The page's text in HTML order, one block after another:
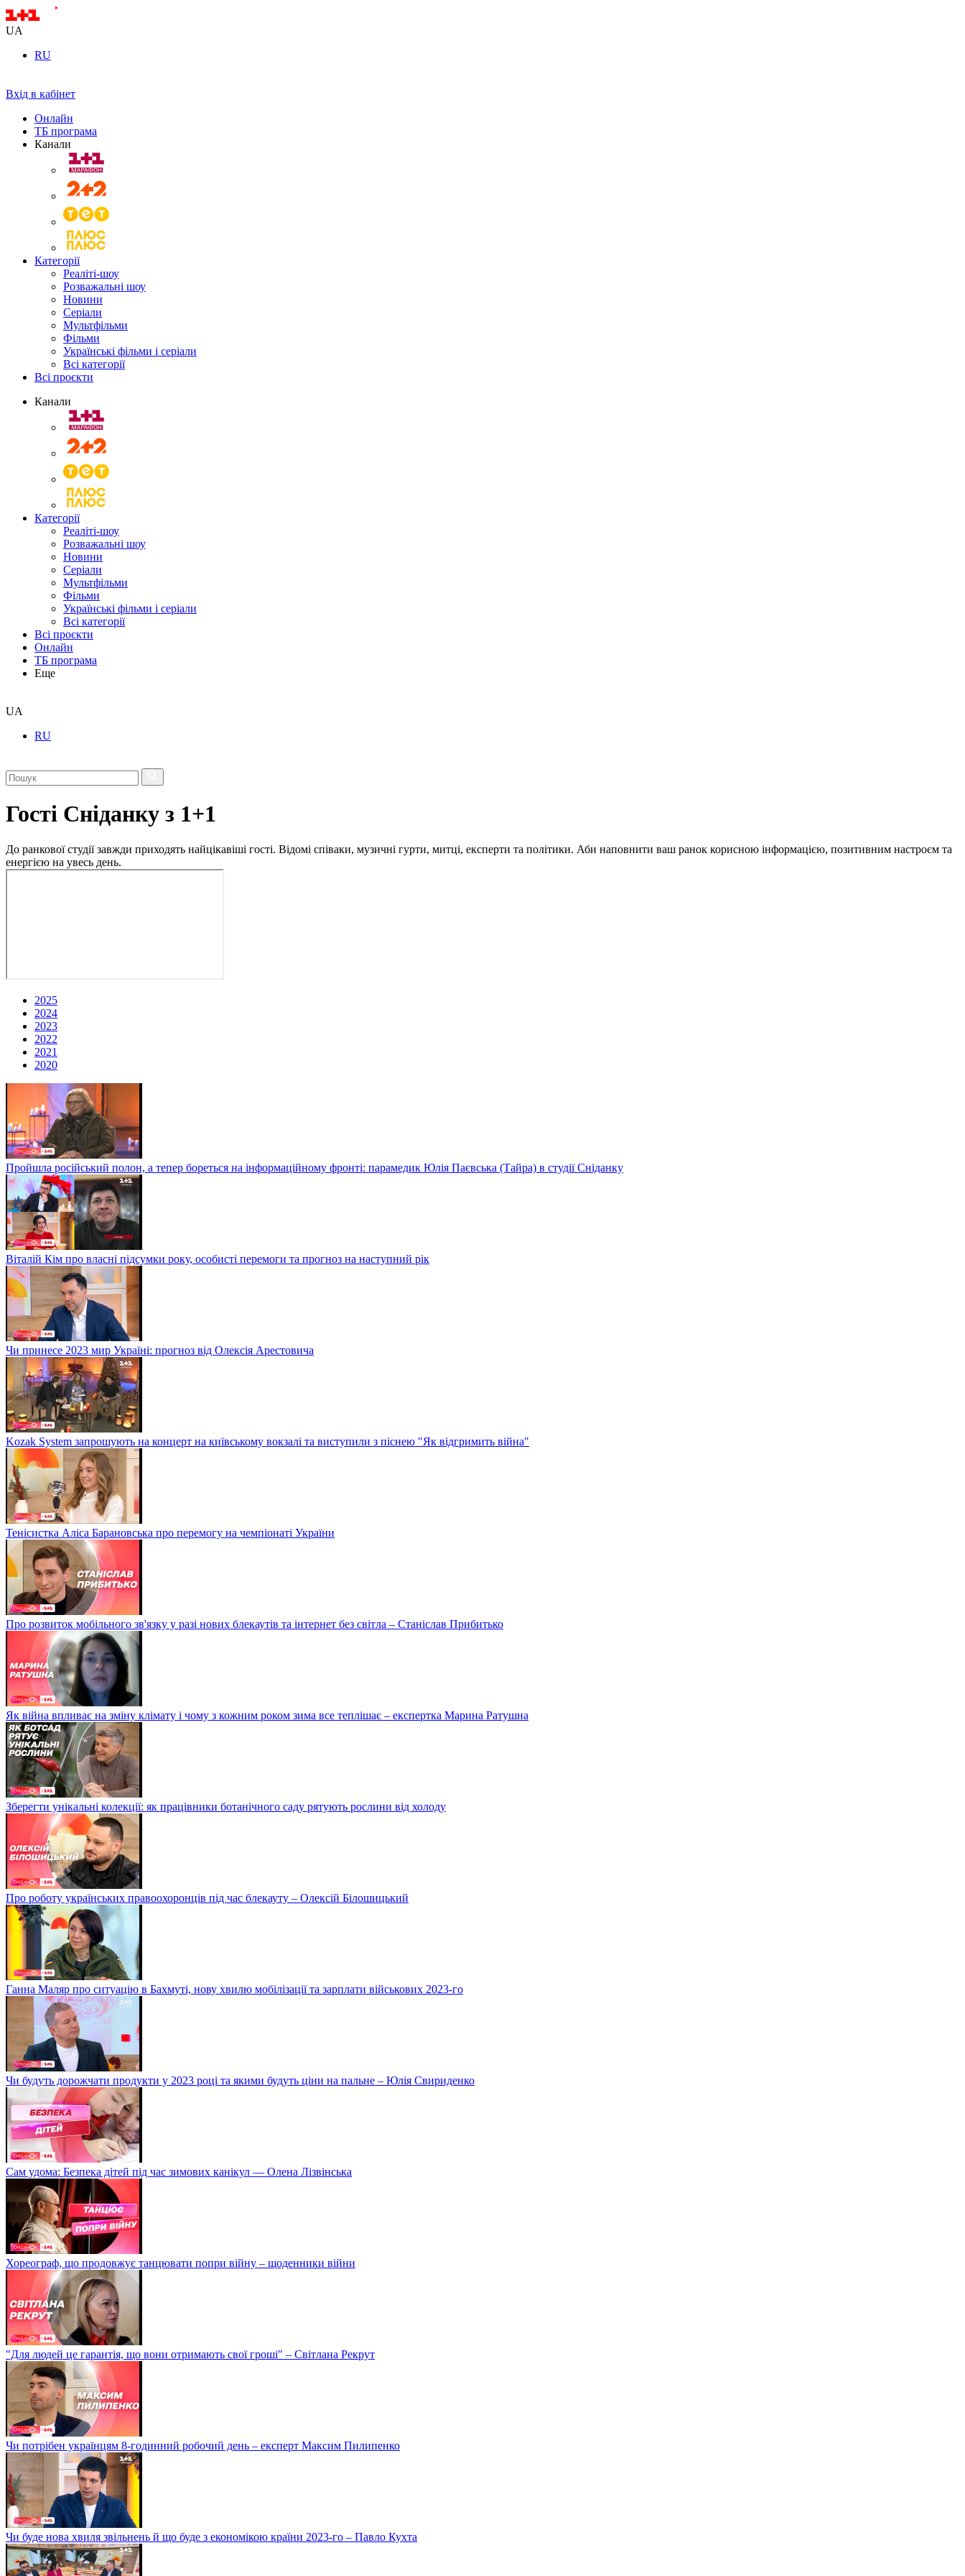
UA
RU
Вхід в кабінет
Онлайн
ТБ програма
Канали
Категорії
Реаліті-шоу
Розважальні шоу
Новини
Серіали
Мультфільми
Фільми
Українські фільми і серіали
Всі категорії
Всі проєкти
Канали
Категорії
Реаліті-шоу
Розважальні шоу
Новини
Серіали
Мультфільми
Фільми
Українські фільми і серіали
Всі категорії
Всі проєкти
Онлайн
ТБ програма
Еще
UA
RU
Гості Сніданку з 1+1
До ранкової студії завжди приходять найцікавіші гості. Відомі співаки, музичні гурти, митці, експерти та політики. Аби наповнити ваш ранок корисною інформацією, позитивним настроєм та
енергією на увесь день.
2025
2024
2023
2022
2021
2020
Пройшла російський полон, а тепер бореться на інформаційному фронті: парамедик Юлія Паєвська (Тайра) в студії Сніданку
Віталій Кім про власні підсумки року, особисті перемоги та прогноз на наступний рік
Чи принесе 2023 мир Україні: прогноз від Олексія Арестовича
Kozak System запрошують на концерт на київському вокзалі та виступили з піснею "Як відгримить війна"
Тенісистка Аліса Барановська про перемогу на чемпіонаті України
Про розвиток мобільного зв'язку у разі нових блекаутів та інтернет без світла – Станіслав Прибитько
Як війна впливає на зміну клімату і чому з кожним роком зима все теплішає – експертка Марина Ратушна
Зберегти унікальні колекції: як працівники ботанічного саду рятують рослини від холоду
Про роботу українських правоохоронців під час блекауту – Олексій Білошицький
Ганна Маляр про ситуацію в Бахмуті, нову хвилю мобілізації та зарплати військових 2023-го
Чи будуть дорожчати продукти у 2023 році та якими будуть ціни на пальне – Юлія Свириденко
Сам удома: Безпека дітей під час зимових канікул — Олена Лізвінська
Хореограф, що продовжує танцювати попри війну – щоденники війни
"Для людей це гарантія, що вони отримають свої гроші" – Світлана Рекрут
Чи потрібен українцям 8-годинний робочий день – експерт Максим Пилипенко
Чи буде нова хвиля звільнень й що буде з економікою країни 2023-го – Павло Кухта